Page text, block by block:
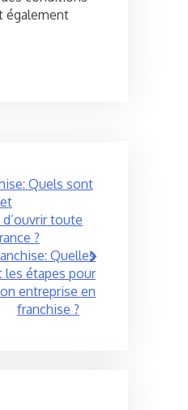
également
Quels sont
toute
?
Quelles
les étapes pour
entreprise en
franchise ?